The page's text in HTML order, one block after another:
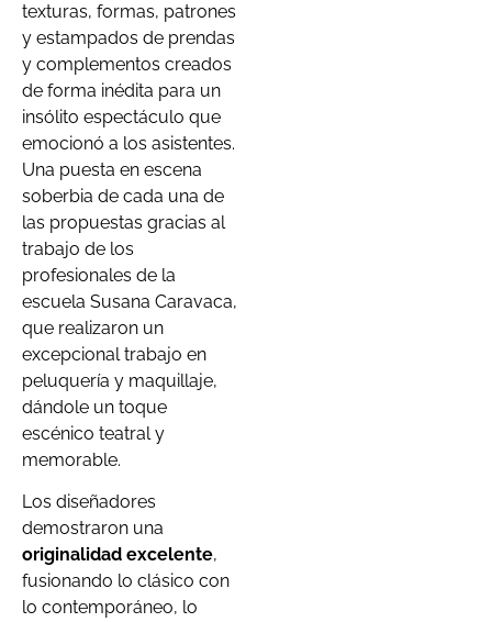
texturas, formas, patrones
y estampados de prendas
y complementos creados
de forma inédita para un
insólito espectáculo que
emocionó a los asistentes.
Una puesta en escena
soberbia de cada una de
las propuestas gracias al
trabajo de los
profesionales de la
escuela Susana Caravaca,
que realizaron un
excepcional trabajo en
peluquería y maquillaje,
dándole un toque
escénico teatral y
memorable.
Los diseñadores
demostraron una
originalidad excelente,
fusionando lo clásico con
lo contemporáneo, lo